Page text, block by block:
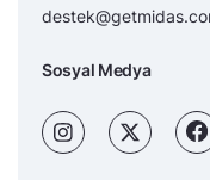
Sosyal Medya